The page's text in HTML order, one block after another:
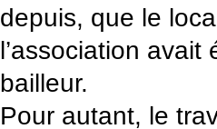
depuis, que le
l’association avait
bailleur.
Pour autant, le